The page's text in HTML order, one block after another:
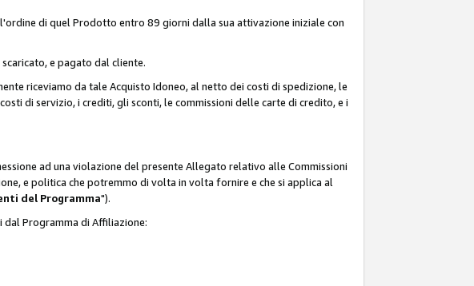
di quel Prodotto entro 89 giorni dalla sua attivazione iniziale con
e pagato dal cliente.
riceviamo da tale Acquisto Idoneo, al netto dei costi di spedizione, le
di servizio, i crediti, gli sconti, le commissioni delle carte di credito, e i
ad una violazione del presente Allegato relativo alle Commissioni
e politica che potremmo di volta in volta fornire e che si applica al
del Programma").
dal Programma di Affiliazione: